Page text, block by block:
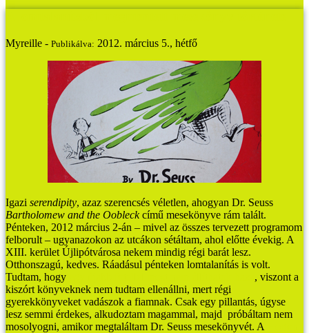
Myreille - Publikálva: 2012. március 5., hétfő
Igazi serendipity, azaz szerencsés véletlen, ahogyan Dr. Seuss
Bartholomew and the Oobleckcímű mesekönyve rám talált.
Pénteken, 2012 március 2-án – mivel az összes tervezett programom
felborult – ugyanazokon az utcákon sétáltam, ahol előtte évekig. A
XIII. kerület Újlipótvárosa nekem mindig régi barát lesz.
Otthonszagú, kedves. Ráadásul pénteken lomtalanítás is volt.
Tudtam, hogy
, viszont a
kiszórt könyveknek nem tudtam ellenállni, mert régi
gyerekkönyveket vadászok a fiamnak. Csak egy pillantás, úgyse
lesz semmi érdekes, alkudoztam magammal, majd próbáltam nem
mosolyogni, amikor megtaláltam Dr. Seuss mesekönyvét. A